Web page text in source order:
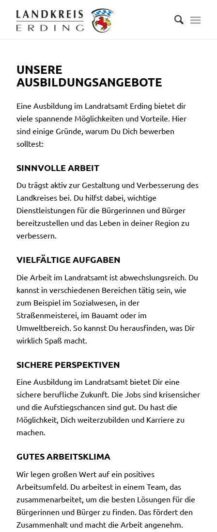
UNSERE
AUSBILDUNGSANGEBOTE
Eine Ausbildung im Landratsamt Erding bietet dir
viele spannende Möglichkeiten und Vorteile. Hier
sind einige Gründe, warum Du Dich bewerben
solltest:
SINNVOLLE ARBEIT
Du trägst aktiv zur Gestaltung und Verbesserung des
Landkreises bei. Du hilfst dabei, wichtige
Dienstleistungen für die Bürgerinnen und Bürger
bereitzustellen und das Leben in deiner Region zu
verbessern.
VIELFÄLTIGE AUFGABEN
Die Arbeit im Landratsamt ist abwechslungsreich. Du
kannst in verschiedenen Bereichen tätig sein, wie
zum Beispiel im Sozialwesen, in der
Straßenmeisterei, im Bauamt oder im
Umweltbereich. So kannst Du herausfinden, was Dir
wirklich Spaß macht.
SICHERE PERSPEKTIVEN
Eine Ausbildung im Landratsamt bietet Dir eine
sichere berufliche Zukunft. Die Jobs sind krisensicher
und die Aufstiegschancen sind gut. Du hast die
Möglichkeit, Dich weiterzubilden und Karriere zu
machen.
GUTES ARBEITSKLIMA
Wir legen großen Wert auf ein positives
Arbeitsumfeld. Du arbeitest in einem Team, das
zusammenarbeitet, um die besten Lösungen für die
Bürgerinnen und Bürger zu finden. Das fördert den
Zusammenhalt und macht die Arbeit angenehm.